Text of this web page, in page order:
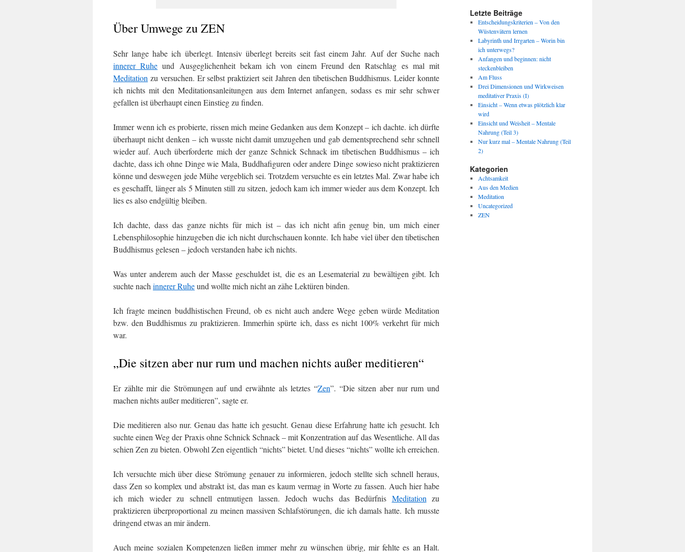
Über Umwege zu ZEN
Sehr lange habe ich überlegt. Intensiv überlegt bereits seit fast einem Jahr. Auf der Suche nach
innerer Ruhe und Ausgeglichenheit bekam ich von einem Freund den Ratschlag es mal mit
Meditation zu versuchen. Er selbst praktiziert seit Jahren den tibetischen Buddhismus.Leider konnte
ich nichts mit den Meditationsanleitungen aus dem Internet anfangen, sodass es mir sehr schwer
gefallen ist überhaupt einen Einstieg zu finden.
Immer wenn ich es probierte, rissen mich meine Gedanken aus dem Konzept – ich dachte. ich dürfte
überhaupt nicht denken – ich wusste nicht damit umzugehen und gab dementsprechend sehr schnell
wieder auf. Auch überforderte mich der ganze Schnick Schnack im tibetischen Buddhismus – ich
dachte, dass ich ohne Dinge wie Mala, Buddhafiguren oder andere Dinge sowieso nicht praktizieren
könne und deswegen jede Mühe vergeblich sei. Trotzdem versuchte es ein letztes Mal. Zwar habe ich
es geschafft, länger als 5 Minuten still zu sitzen, jedoch kam ich immer wieder aus dem Konzept. Ich
lies es also endgültig bleiben.
Ich dachte, dass das ganze nichts für mich ist – das ich nicht afin genug bin, um mich einer
Lebensphilosophie hinzugeben die ich nicht durchschauen konnte. Ich habe viel über den tibetischen
Buddhismus gelesen – jedoch verstanden habe ich nichts.
Was unter anderem auch der Masse geschuldet ist, die es an Lesematerial zu bewältigen gibt. Ich
suchte nach innerer Ruheund wollte mich nicht an zähe Lektüren binden.
Ich fragte meinen buddhistischen Freund, ob es nicht auch andere Wege geben würde Meditation
bzw. den Buddhismus zu praktizieren. Immerhin spürte ich, dass es nicht 100% verkehrt für mich
war.
„Die sitzen aber nur rum und machen nichts außer meditieren“
Er zählte mir die Strömungen auf und erwähnte als letztes “Zen”. “Die sitzen aber nur rum und
machen nichts außer meditieren”, sagte er.
Die meditieren also nur. Genau das hatte ich gesucht. Genau diese Erfahrung hatte ich gesucht. Ich
suchte einen Weg der Praxis ohne Schnick Schnack – mit Konzentration auf das Wesentliche. All das
schien Zen zu bieten. Obwohl Zen eigentlich “nichts” bietet. Und dieses “nichts” wollte ich erreichen.
Ich versuchte mich über diese Strömung genauer zu informieren, jedoch stellte sich schnell heraus,
dass Zen so komplex und abstrakt ist, das man es kaum vermag in Worte zu fassen. Auch hier habe
ich mich wieder zu schnell entmutigen lassen. Jedoch wuchs das Bedürfnis Meditation zu
praktizieren überproportional zu meinen massiven Schlafstörungen, die ich damals hatte. Ich musste
dringend etwas an mir ändern.
Auch meine sozialen Kompetenzen ließen immer mehr zu wünschen übrig, mir fehlte es an Halt.
Letzte Beiträge
Entscheidungskriterien – Von den
Wüstenvätern lernen
Labyrinth und Irrgarten – Worin bin
ich unterwegs?
Anfangen und beginnen: nicht
steckenbleiben
Am Fluss
Drei Dimensionen und Wirkweisen
meditativer Praxis (I)
Einsicht – Wenn etwas plötzlich klar
wird
Einsicht und Weisheit – Mentale
Nahrung (Teil 3)
Nur kurz mal – Mentale Nahrung (Teil
2)
Kategorien
Achtsamkeit
Aus den Medien
Meditation
Uncategorized
ZEN